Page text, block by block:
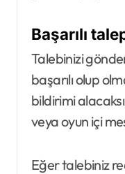
Başarılı
Talebinizi
başarılı olup
bildirimi
veya oyun içi
Eğer talebiniz